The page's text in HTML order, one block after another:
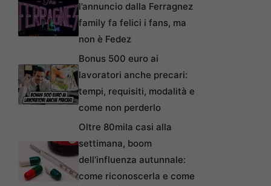
l’annuncio dalla Ferragnez
family fa felici i fans, ma
non è Fedez
Bonus 500 euro ai
lavoratori anche precari:
tempi, requisiti, modalità e
come non perderlo
Oltre 80mila casi alla
settimana, boom
dell’influenza autunnale:
come riconoscerla e come